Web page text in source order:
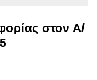
στον Α/